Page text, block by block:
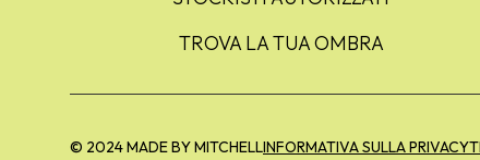
TROVA LA TUA OMBRA
© 2024 MADE BY MITCHELLINFORMATIVA SULLA PRIVACY